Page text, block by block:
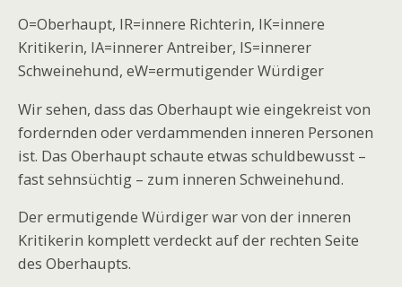
O=Oberhaupt, IR=innere Richterin, IK=innere
Kritikerin, IA=innerer Antreiber, IS=innerer
Schweinehund, eW=ermutigender Würdiger
Wir sehen, dass das Oberhaupt wie eingekreist von
fordernden oder verdammenden inneren Personen
ist. Das Oberhaupt schaute etwas schuldbewusst –
fast sehnsüchtig – zum inneren Schweinehund.
Der ermutigende Würdiger war von der inneren
Kritikerin komplett verdeckt auf der rechten Seite
des Oberhaupts.